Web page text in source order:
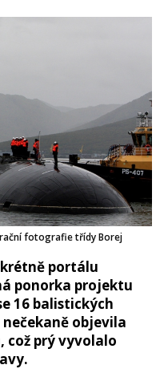
fotografie třídy Borej
portálu
ponorka projektu
16 balistických
objevila
což prý vyvolalo